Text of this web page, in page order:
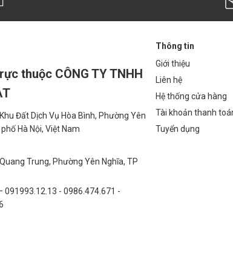
quốc lộ, cao tốc, đường nội đô lớn
máy, bãi đỗ xe, sân vận động
cầu vượt, nút giao thông
logistic và các công trình hạ tầng lớn
tế – So sánh chi phí
thống (HID, Sodium), đèn Philips SMD M4
60%, chi phí tiền điện hàng tháng giảm đáng
kiệm chi phí bảo trì.
phí cho đèn Philips SMD M4 200W chỉ còn
hành trong 5 năm giảm đáng kể.
thuộc CÔNG TY TNHH
Đất Dịch Vụ Hòa Bình, Phường Yên
Hà Nội, Việt Nam
Trung, Phường Yên Nghĩa, TP
091993.12.13 - 0986.474.671 -
Thông tin
Giới thiệu
Liên hệ
Hệ thống cửa hàng
Tài khoản thanh
Tuyển dụng